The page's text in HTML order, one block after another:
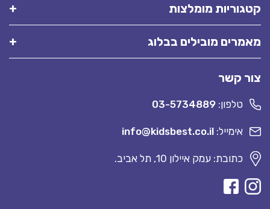
קטגוריות מומלצות
מאמרים מובילים בבלוג
צור קשר
טלפון: 03-5734889
אימייל: info@kidsbest.co.il
כתובת: עמק איילון 10, תל אביב.